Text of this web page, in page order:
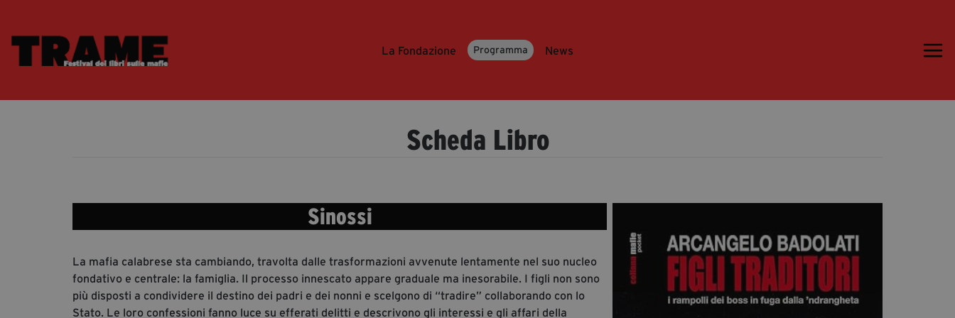
La Fondazione Programma News
Ospiti
News & Kit
Cartella Stampa
Rassegna Stampa
Partecipa
Scheda Libro
Sinossi
La mafia calabrese sta cambiando, travolta dalle trasformazioni avvenute lentamente nel suo nucleo
fondativo e centrale: la famiglia. Il processo innescato appare graduale ma inesorabile. I figli non sono
più disposti a condividere il destino dei padri e dei nonni e scelgono di “tradire” collaborando con lo
Stato. Le loro confessioni fanno luce su efferati delitti e descrivono gli interessi e gli affari della